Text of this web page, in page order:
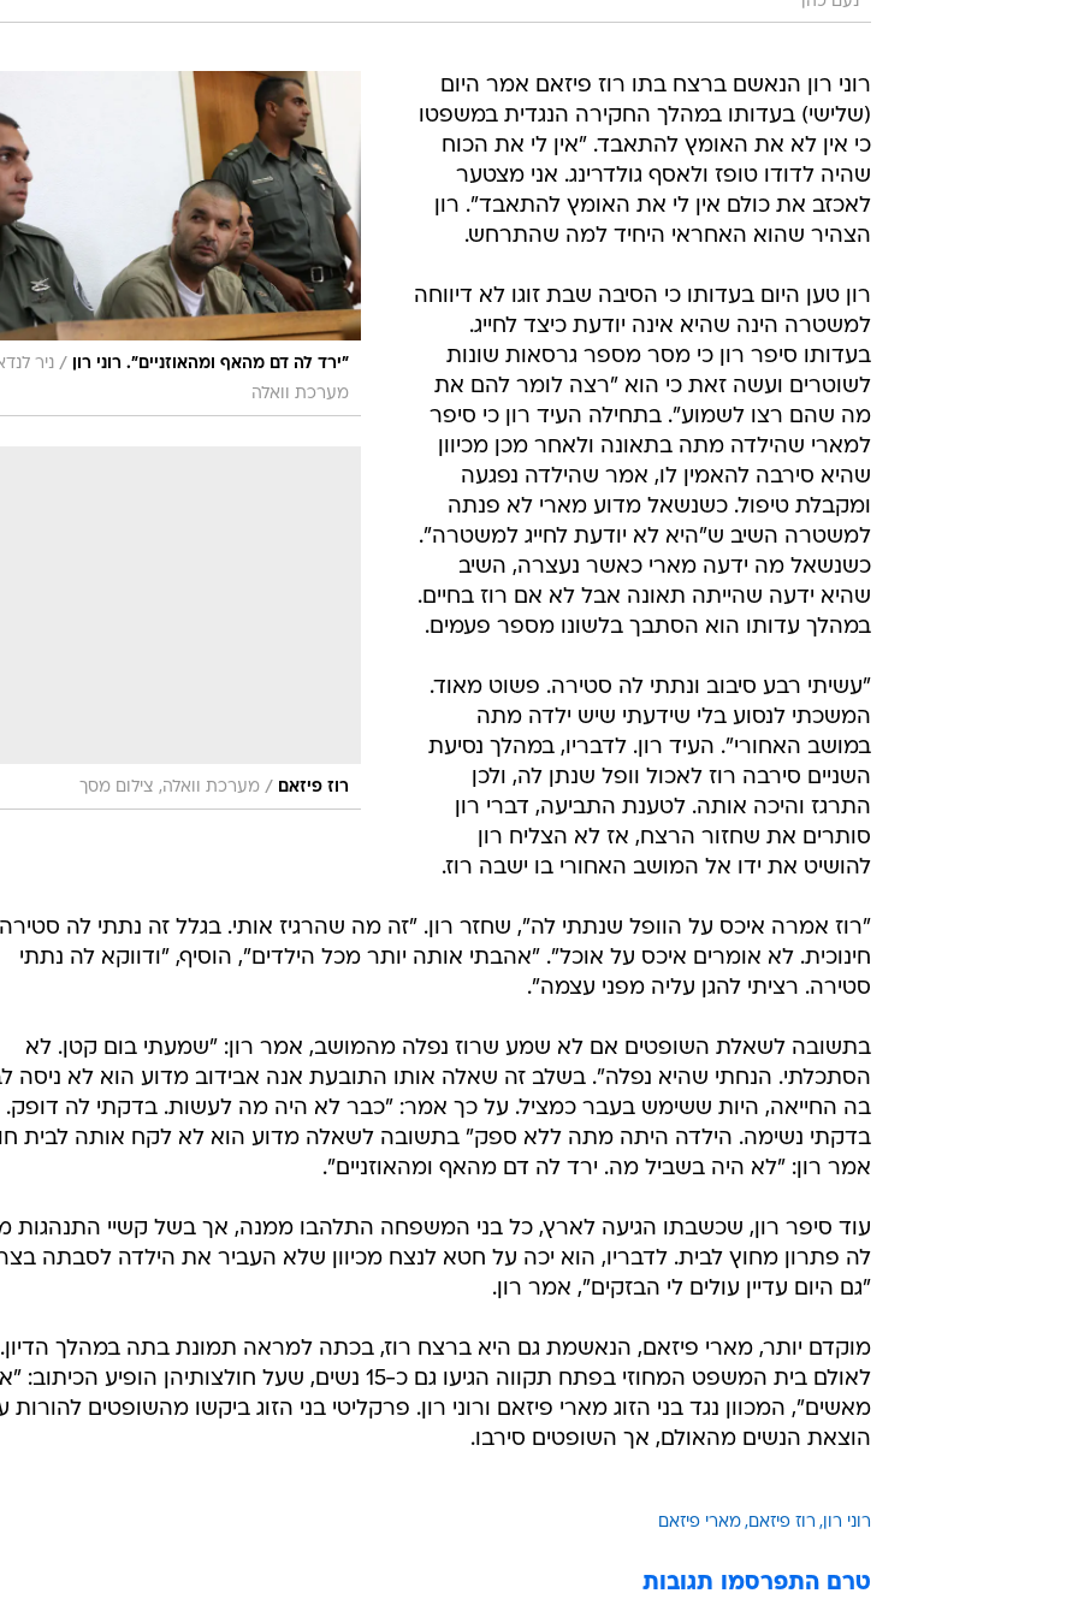
"ירד לה דם מהאף ומהאוזניים". רוני רון / ניר
מערכת וואלה
רוז פיזאם / מערכת וואלה, צילום מסך
רוני רון הנאשם ברצח בתו רוז פיזאם אמר היום
(שלישי) בעדותו במהלך החקירה הנגדית במשפטו
כי אין לא את האומץ להתאבד. "אין לי את הכוח
שהיה לדודו טופז ולאסף גולדרינג. אני מצטער
לאכזב את כולם אין לי את האומץ להתאבד". רון
הצהיר שהוא האחראי היחיד למה שהתרחש.
רון טען היום בעדותו כי הסיבה שבת זוגו לא דיווחה
למשטרה הינה שהיא אינה יודעת כיצד לחייג.
בעדותו סיפר רון כי מסר מספר גרסאות שונות
לשוטרים ועשה זאת כי הוא "רצה לומר להם את
מה שהם רצו לשמוע". בתחילה העיד רון כי סיפר
למארי שהילדה מתה בתאונה ולאחר מכן מכיוון
שהיא סירבה להאמין לו, אמר שהילדה נפגעה
ומקבלת טיפול. כשנשאל מדוע מארי לא פנתה
למשטרה השיב ש"היא לא יודעת לחייג למשטרה".
כשנשאל מה ידעה מארי כאשר נעצרה, השיב
שהיא ידעה שהייתה תאונה אבל לא אם רוז בחיים.
במהלך עדותו הוא הסתבך בלשונו מספר פעמים.
"עשיתי רבע סיבוב ונתתי לה סטירה. פשוט מאוד.
המשכתי לנסוע בלי שידעתי שיש ילדה מתה
במושב האחורי". העיד רון. לדבריו, במהלך נסיעת
השניים סירבה רוז לאכול וופל שנתן לה, ולכן
התרגז והיכה אותה. לטענת התביעה, דברי רון
סותרים את שחזור הרצח, אז לא הצליח רון
להושיט את ידו אל המושב האחורי בו ישבה רוז.
"רוז אמרה איכס על הוופל שנתתי לה", שחזר רון. "זה מה שהרגיז אותי. בגלל זה נתתי לה סטירה
חינוכית. לא אומרים איכס על אוכל". "אהבתי אותה יותר מכל הילדים", הוסיף, "ודווקא לה נתתי
סטירה. רציתי להגן עליה מפני עצמה".
בתשובה לשאלת השופטים אם לא שמע שרוז נפלה מהמושב, אמר רון: "שמעתי בום קטן. לא
הסתכלתי. הנחתי שהיא נפלה". בשלב זה שאלה אותו התובעת אנה אבידוב מדוע הוא לא ניסה
בה החייאה, היות ששימש בעבר כמציל. על כך אמר: "כבר לא היה מה לעשות. בדקתי לה דופק.
בדקתי נשימה. הילדה היתה מתה ללא ספק" בתשובה לשאלה מדוע הוא לא לקח אותה לבית
אמר רון: "לא היה בשביל מה. ירד לה דם מהאף ומהאוזניים".
עוד סיפר רון, שכשבתו הגיעה לארץ, כל בני המשפחה התלהבו ממנה, אך בשל קשיי התנהגות
לה פתרון מחוץ לבית. לדבריו, הוא יכה על חטא לנצח מכיוון שלא העביר את הילדה לסבתה
"גם היום עדיין עולים לי הבזקים", אמר רון.
מוקדם יותר, מארי פיזאם, הנאשמת גם היא ברצח רוז, בכתה למראה תמונת בתה במהלך הדיון.
לאולם בית המשפט המחוזי בפתח תקווה הגיעו גם כ-15 נשים, שעל חולצותיהן הופיע הכיתוב:
מאשים", המכוון נגד בני הזוג מארי פיזאם ורוני רון. פרקליטי בני הזוג ביקשו מהשופטים להורות
הוצאת הנשים מהאולם, אך השופטים סירבו.
רוני רון רוז פיזאם מארי פיזאם
טרם התפרסמו תגובות